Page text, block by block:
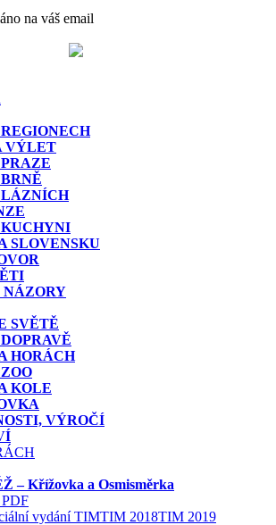
na váš email
VÝLET
SLOVENSKU
NÁZORY
SVĚTĚ
HORÁCH
KOLE
VÝROČÍ
– Křížovka a Osmisměrka
vydání TIMTIM 2018TIM 2019